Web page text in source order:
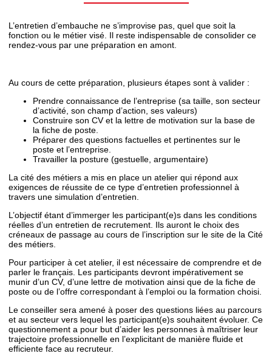
L’entretien d’embauche ne s’improvise pas, quel que soit la
fonction ou le métier visé. Il reste indispensable de consolider ce
rendez-vous par une préparation en amont.
Au cours de cette préparation, plusieurs étapes sont à valider :
Prendre connaissance de l’entreprise (sa taille, son secteur
d’activité, son champ d’action, ses valeurs)
Construire son CV et la lettre de motivation sur la base de
la fiche de poste.
Préparer des questions factuelles et pertinentes sur le
poste et l’entreprise.
Travailler la posture (gestuelle, argumentaire)
La cité des métiers a mis en place un atelier qui répond aux
exigences de réussite de ce type d’entretien professionnel à
travers une simulation d’entretien.
L’objectif étant d’immerger les participant(e)s dans les conditions
réelles d’un entretien de recrutement. Ils auront le choix des
créneaux de passage au cours de l’inscription sur le site de la Cité
des métiers.
Pour participer à cet atelier, il est nécessaire de comprendre et de
parler le français. Les participants devront impérativement se
munir d’un CV, d’une lettre de motivation ainsi que de la fiche de
poste ou de l’offre correspondant à l’emploi ou la formation choisi.
Le conseiller sera amené à poser des questions liées au parcours
et au secteur vers lequel les participant(e)s souhaitent évoluer. Ce
questionnement a pour but d’aider les personnes à maîtriser leur
trajectoire professionnelle en l’explicitant de manière fluide et
efficiente face au recruteur.